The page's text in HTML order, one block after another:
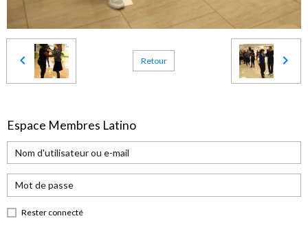
Retour
Espace Membres Latino
Rester connecté